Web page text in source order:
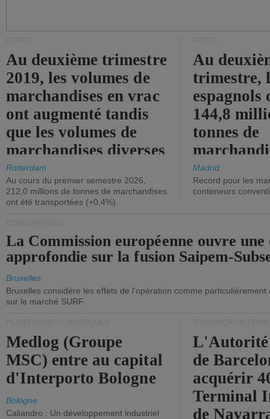
Au deuxième trimestre
2019, les volumes de
marchandises en vrac
ont augmenté tandis
que les volumes de
marchandises diverses
ont diminué.
Rotterdam
Au cours du premier semestre 2026,
212,0 millions de tonnes de marchandises
ont été transportées (+0,4%).
Au
trimestre,
144,8
tonnes de
(+2,9%).
Madrid
Record pour les
conteneurs
La Commission européenne ouvre une
approfondie sur la fusion Saipem-
Bruxelles
Bruxelles considère les effets de l'opération comme
sur le marché SURF.
Medlog (Groupe
MSC) entre au capital
d'Interporto Bologne
Bologne
Caliandro : Un développement industriel
de
acquérir
Terminal
de